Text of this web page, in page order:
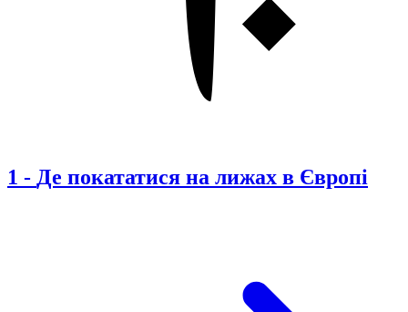
1 - Де покататися на лижах в Європі